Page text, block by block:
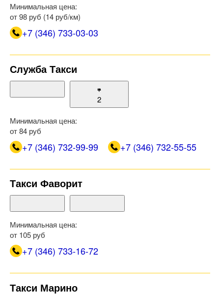
Минимальная цена:
от 98 руб (14 руб/км)
+7 (346) 733-03-03
Служба Такси
2
Минимальная цена:
от 84 руб
+7 (346) 732-99-99 +7 (346) 732-55-55
Такси Фаворит
Минимальная цена:
от 105 руб
+7 (346) 733-16-72
Такси Марино